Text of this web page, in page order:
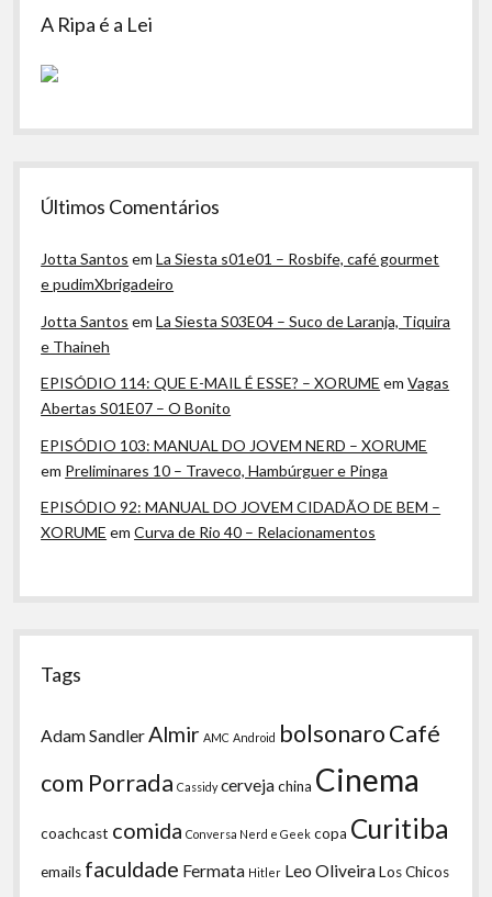
A Ripa é a Lei
Últimos Comentários
Jotta Santos emLa Siesta s01e01 – Rosbife, café gourmet
e pudimXbrigadeiro
Jotta Santos emLa Siesta S03E04 – Suco de Laranja, Tiquira
e Thaineh
EPISÓDIO 114: QUE E-MAIL É ESSE? – XORUME emVagas
Abertas S01E07 – O Bonito
EPISÓDIO 103: MANUAL DO JOVEM NERD – XORUME
em Preliminares 10 – Traveco, Hambúrguer e Pinga
EPISÓDIO 92: MANUAL DO JOVEM CIDADÃO DE BEM –
XORUME emCurva de Rio 40 – Relacionamentos
Tags
Adam Sandler Almir AMC Android bolsonaroCafé
com Porrada Cassidy cervejachina Cinema
coachcast comida Conversa Nerd e Geek copa Curitiba
emails faculdade Fermata Hitler Leo OliveiraLos Chicos